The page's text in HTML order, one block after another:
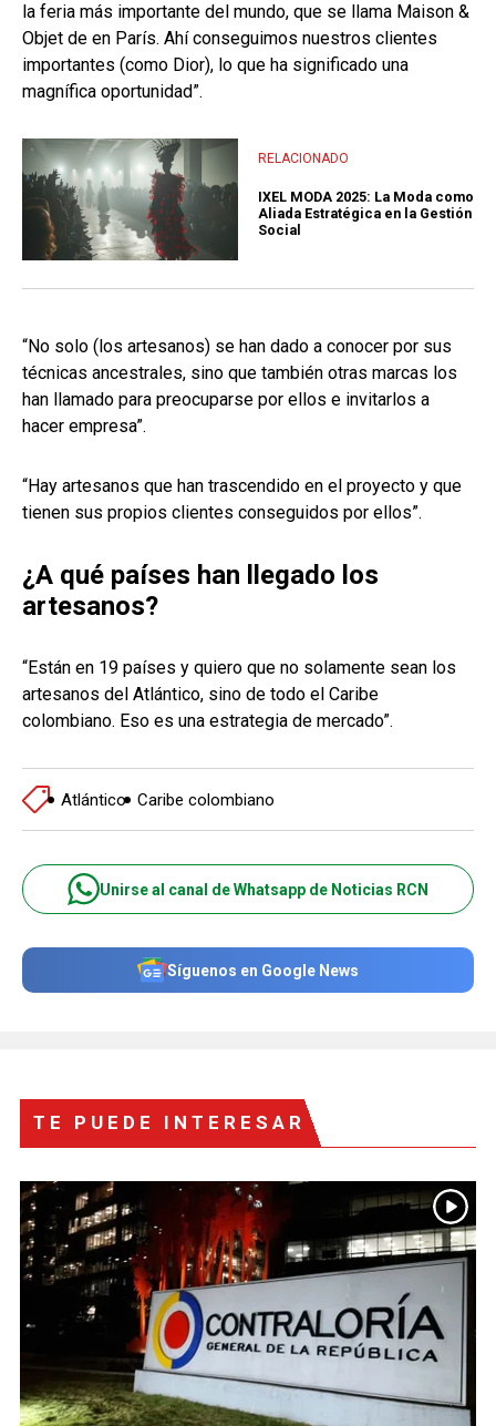
la feria más importante del mundo, que se llama Maison &
Objet de en París. Ahí conseguimos nuestros clientes
importantes (como Dior), lo que ha significado una
magnífica oportunidad”.
RELACIONADO
IXEL MODA 2025: La Moda como
Aliada Estratégica en la Gestión
Social
“No solo (los artesanos) se han dado a conocer por sus
técnicas ancestrales, sino que también otras marcas los
han llamado para preocuparse por ellos e invitarlos a
hacer empresa”.
“Hay artesanos que han trascendido en el proyecto y que
tienen sus propios clientes conseguidos por ellos”.
¿A qué países han llegado los
artesanos?
“Están en 19 países y quiero que no solamente sean los
artesanos del Atlántico, sino de todo el Caribe
colombiano. Eso es una estrategia de mercado”.
Atlántico Caribe colombiano
Unirse al canal de Whatsapp de Noticias RCN
Síguenos en Google News
TE PUEDE INTERESAR